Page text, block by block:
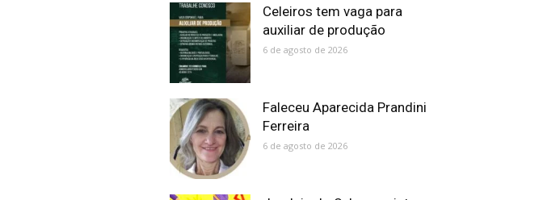
Celeiros tem vaga para
auxiliar de produção
6 de agosto de 2026
Faleceu Aparecida Prandini
Ferreira
6 de agosto de 2026